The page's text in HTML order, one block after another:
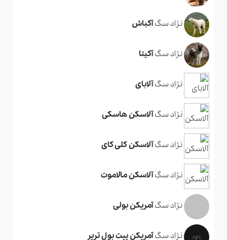
نژاد سگآکباش
نژاد سگآکیتا
نژاد سگآلابای
نژاد سگآلاسکن هاسکی
نژاد سگآلاسکن کلی کای
نژاد سگآلاسکن مالاموت
نژاد سگآمریکن بولی
نژاد سگآمریکن پیت بول تریر